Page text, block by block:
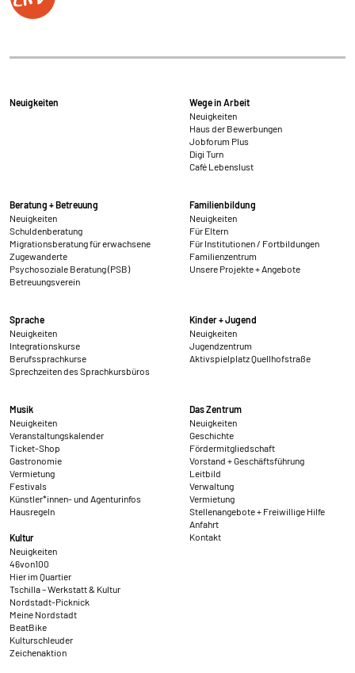
Neuigkeiten
Wege in Arbeit
Neuigkeiten
Haus der Bewerbungen
Jobforum Plus
Digi Turn
Café Lebenslust
Beratung + Betreuung
Neuigkeiten
Schuldenberatung
Migrationsberatung für erwachsene
Zugewanderte
Psychosoziale Beratung (PSB)
Betreuungsverein
Familienbildung
Neuigkeiten
Für Eltern
Für Institutionen / Fortbildungen
Familienzentrum
Unsere Projekte + Angebote
Sprache
Neuigkeiten
Integrationskurse
Berufssprachkurse
Sprechzeiten des Sprachkursbüros
Kinder + Jugend
Neuigkeiten
Jugendzentrum
Aktivspielplatz Quellhofstraße
Musik
Neuigkeiten
Veranstaltungskalender
Ticket-Shop
Gastronomie
Vermietung
Festivals
Künstler*innen- und Agenturinfos
Hausregeln
Kultur
Neuigkeiten
46von100
Hier im Quartier
Tschilla – Werkstatt & Kultur
Nordstadt-Picknick
Meine Nordstadt
BeatBike
Kulturschleuder
Zeichenaktion
Das Zentrum
Neuigkeiten
Geschichte
Fördermitgliedschaft
Vorstand + Geschäftsführung
Leitbild
Verwaltung
Vermietung
Stellenangebote + Freiwillige Hilfe
Anfahrt
Kontakt